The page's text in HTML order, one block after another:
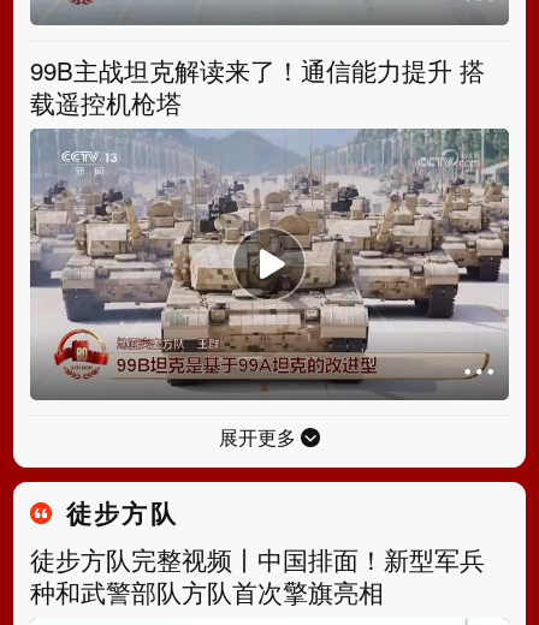
99B主战坦克解读来了！通信能力提升 搭
载遥控机枪塔
展开更多
徒步方队
徒步方队完整视频丨中国排面！新型军兵
种和武警部队方队首次擎旗亮相